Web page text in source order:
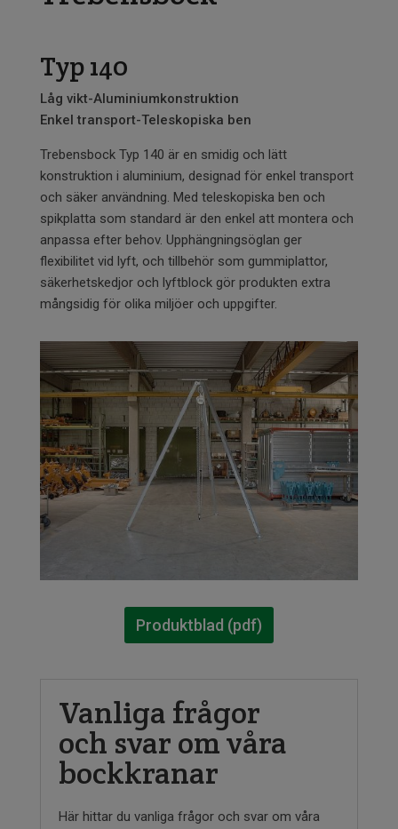
Typ 140
Låg vikt-Aluminiumkonstruktion
Enkel transport-Teleskopiska ben
Trebensbock Typ 140 är en smidig och lätt
konstruktion i aluminium, designad för enkel transport
och säker användning. Med teleskopiska ben och
spikplatta som standard är den enkel att montera och
anpassa efter behov. Upphängningsöglan ger
flexibilitet vid lyft, och tillbehör som gummiplattor,
säkerhetskedjor och lyftblock gör produkten extra
mångsidig för olika miljöer och uppgifter.
Produktblad (pdf)
Vanliga frågor
och svar om våra
bockkranar
Här hittar du vanliga frågor och svar om våra